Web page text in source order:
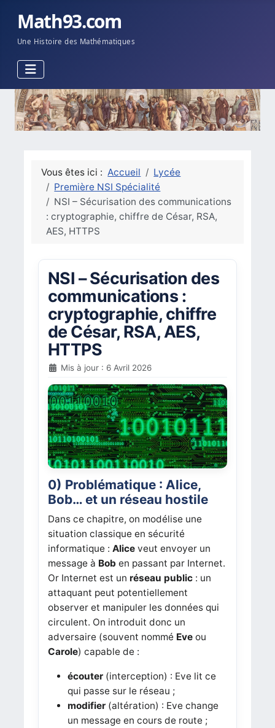
Math93.com
Une Histoire des Mathématiques
Vous êtes ici : Accueil
Lycée
Première NSI Spécialité
NSI – Sécurisation des communications
: cryptographie, chiffre de César, RSA,
AES, HTTPS
NSI – Sécurisation des
communications :
cryptographie, chiffre
de César, RSA, AES,
HTTPS
Mis à jour : 6 Avril 2026
0) Problématique : Alice,
Bob… et un réseau hostile
Dans ce chapitre, on modélise une
situation classique en sécurité
informatique : Aliceveut envoyer un
message à Bob en passant par Internet.
Or Internet est un réseau public: un
attaquant peut potentiellement
observer et manipuler les données qui
circulent. On introduit donc un
adversaire (souvent nommé Eveou
Carole) capable de :
écouter(interception) : Eve lit ce
qui passe sur le réseau ;
modifier(altération) : Eve change
un message en cours de route ;